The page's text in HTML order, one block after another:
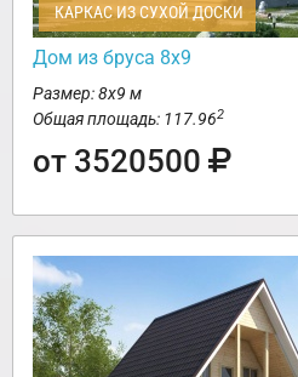
КАРКАС ИЗ СУХОЙ ДОСКИ
Дом из бруса 8х9
Размер: 8х9 м
Общая площадь: 117.962
от 3520500